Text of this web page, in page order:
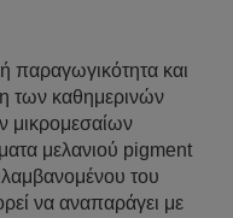
παραγωγικότητα και
των καθημερινών
μικρομεσαίων
μελανιού pigment
του
να αναπαράγει με